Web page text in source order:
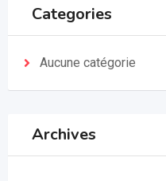
Categories
Aucune catégorie
Archives